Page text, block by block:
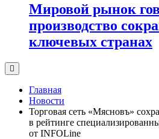
Мировой рынок
производство
ключевых странах
Главная
Новости
Торговая сеть «Мясновъ»
в рейтинге
от INFOLine